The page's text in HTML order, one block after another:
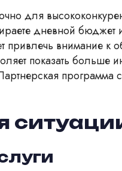
для
дневной бюджет
привлечь внимание к
показать больше
программа